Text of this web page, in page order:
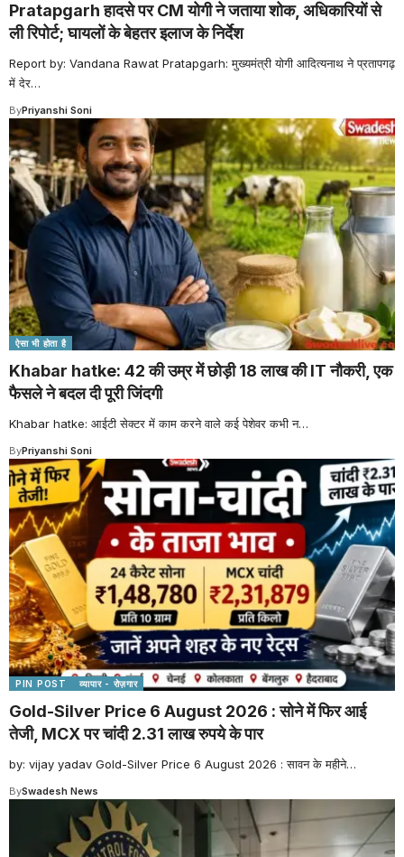
Pratapgarh हादसे पर CM योगी ने जताया शोक, अधिकारियों से
ली रिपोर्ट; घायलों के बेहतर इलाज के निर्देश
Report by: Vandana Rawat Pratapgarh: मुख्यमंत्री योगी आदित्यनाथ ने प्रतापगढ़
में देर…
ByPriyanshi Soni
ऐसा भी होता है
Khabar hatke: 42 की उम्र में छोड़ी 18 लाख की IT नौकरी, एक
फैसले ने बदल दी पूरी जिंदगी
Khabar hatke: आईटी सेक्टर में काम करने वाले कई पेशेवर कभी न…
ByPriyanshi Soni
PIN POST व्यापार - रोज़गार
Gold-Silver Price 6 August 2026 : सोने में फिर आई
तेजी, MCX पर चांदी 2.31 लाख रुपये के पार
by: vijay yadav Gold-Silver Price 6 August 2026 : सावन के महीने…
BySwadesh News